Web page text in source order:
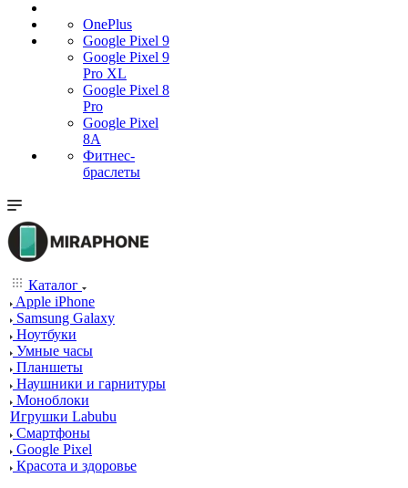
OnePlus
Google Pixel 9
Google Pixel 9
Pro XL
Google Pixel 8
Pro
Google Pixel
8A
Фитнес-
браслеты
Каталог
Apple iPhone
Samsung Galaxy
Ноутбуки
Умные часы
Планшеты
Наушники и гарнитуры
Моноблоки
Игрушки Labubu
Смартфоны
Google Pixel
Красота и здоровье